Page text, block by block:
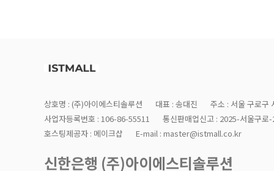
상호명 : (주)아이에스티솔루션 대표 : 송대진
주소 : 서울 구로구
사업자등록번호 : 106-86-55511
통신판매업신고 : 2025-서울구로
호스팅제공자 : 메이크샵
E-mail : master@istmall.co.kr
신한은행 (주)아이에스티솔루션